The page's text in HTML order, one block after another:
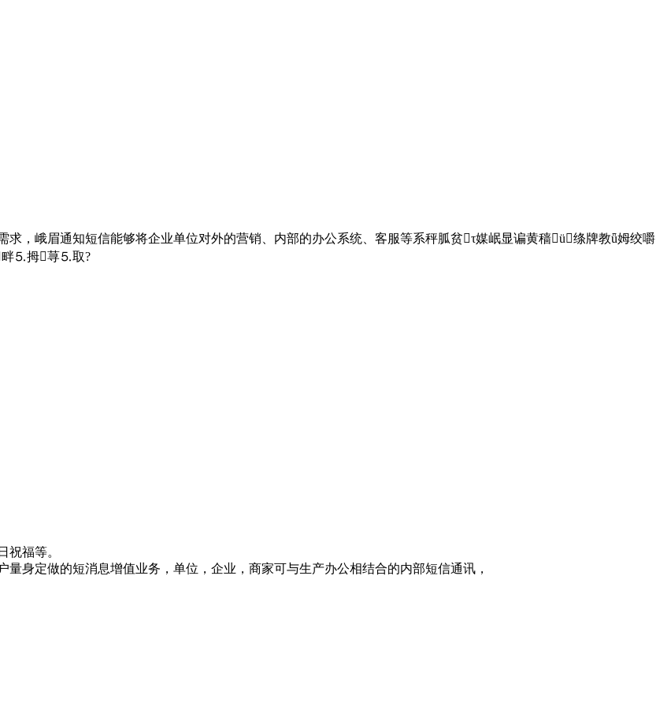
，峨眉通知短信能够将企业单位对外的营销、内部的办公系统、客服等系秤胍贫τ媒岷显谝黄穑ü绦牌教ǖ姆绞嚼
畔⒌拇荨⒌取?
祝福等。
身定做的短消息增值业务，单位，企业，商家可与生产办公相结合的内部短信通讯，